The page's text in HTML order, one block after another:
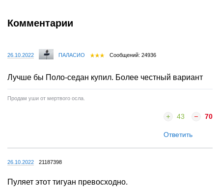
Комментарии
26.10.2022 ПАЛАСИО Сообщений: 24936
Лучше бы Поло-седан купил. Более честный вариант
Продам уши от мертвого осла.
43 70
Ответить
26.10.2022 21187398
Пуляет этот тигуан превосходно.